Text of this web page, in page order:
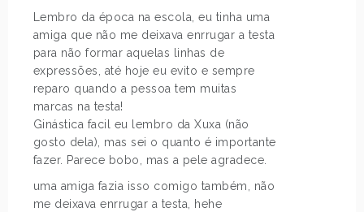
Lembro da época na escola, eu tinha uma
amiga que não me deixava enrrugar a testa
para não formar aquelas linhas de
expressões, até hoje eu evito e sempre
reparo quando a pessoa tem muitas
marcas na testa!
Ginástica facil eu lembro da Xuxa (não
gosto dela), mas sei o quanto é importante
fazer. Parece bobo, mas a pele agradece.
uma amiga fazia isso comigo também, não
me deixava enrrugar a testa, hehe